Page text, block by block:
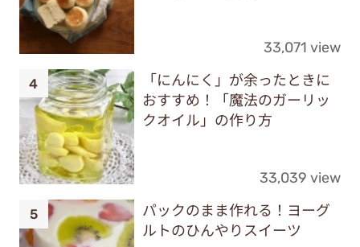
33,071 view
「にんにく」が余ったときに
おすすめ！「魔法のガーリッ
クオイル」の作り方
33,039 view
パックのまま作れる！ヨーグ
ルトのひんやりスイーツ